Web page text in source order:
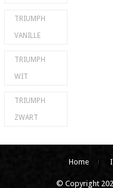
TRIUMPH
VANILLE
TRIUMPH
WIT
TRIUMPH
ZWART
Home
© Copyright